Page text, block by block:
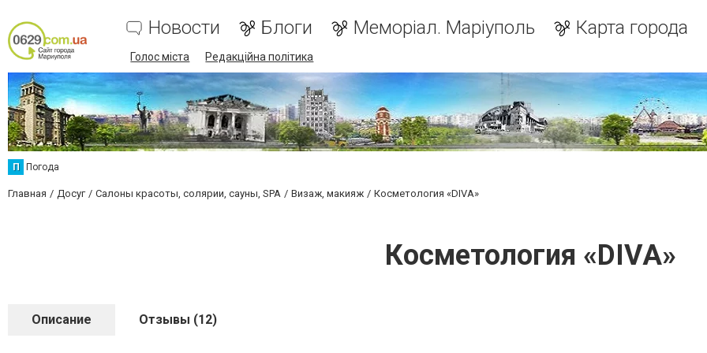
Новости Блоги Меморіал. Маріуполь Карта города
Голос міста Редакційна політика
П Погода
Главная Досуг Салоны красоты, солярии, сауны, SPA Визаж, макияж Косметология «DIVA»
Косметология «DIVA»
Описание Отзывы (12)